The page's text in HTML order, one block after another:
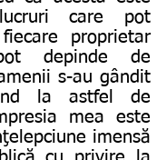
care pot
proprietar
depinde de
s-au gândit
la astfel de
mea este
imensă